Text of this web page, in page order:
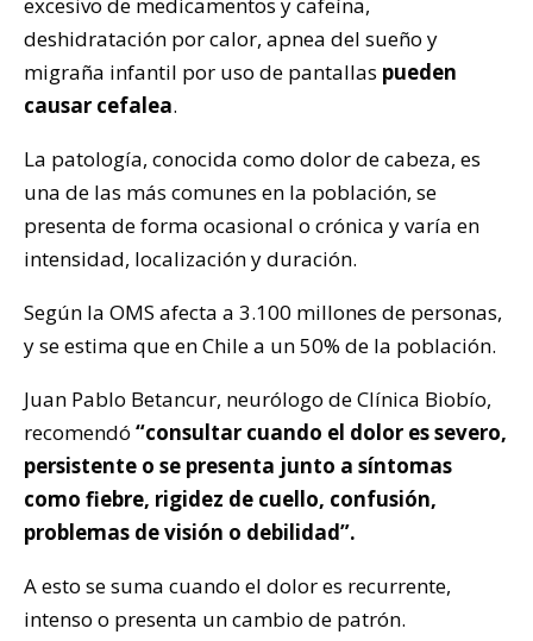
deshidratación por calor, apnea del sueño y
migraña infantil por uso de pantallas pueden
causar cefalea.
La patología, conocida como dolor de cabeza, es
una de las más comunes en la población, se
presenta de forma ocasional o crónica y varía en
intensidad, localización y duración.
Según la OMS afecta a 3.100 millones de personas,
y se estima que en Chile a un 50% de la población.
Juan Pablo Betancur, neurólogo de Clínica Biobío,
recomendó “consultar cuando el dolor es severo,
persistente o se presenta junto a síntomas
como fiebre, rigidez de cuello, confusión,
problemas de visión o debilidad”.
A esto se suma cuando el dolor es recurrente,
intenso o presenta un cambio de patrón.